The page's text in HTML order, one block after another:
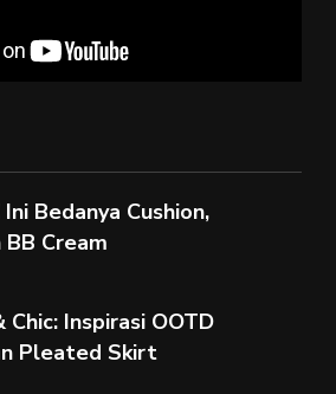
Bedanya Cushion,
Cream
Chic: Inspirasi OOTD
Pleated Skirt